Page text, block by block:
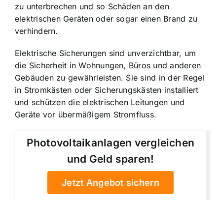
zu unterbrechen und so Schäden an den
elektrischen Geräten oder sogar einen Brand zu
verhindern.
Elektrische Sicherungen sind unverzichtbar, um
die Sicherheit in Wohnungen, Büros und anderen
Gebäuden zu gewährleisten. Sie sind in der Regel
in Stromkästen oder Sicherungskästen installiert
und schützen die elektrischen Leitungen und
Geräte vor übermäßigem Stromfluss.
Photovoltaikanlagen vergleichen
und Geld sparen!
Jetzt Angebot sichern